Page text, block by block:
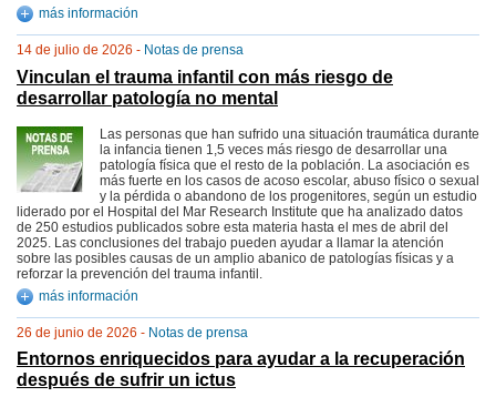
más información
14 de julio de 2026 - Notas de prensa
Vinculan el trauma infantil con más riesgo de
desarrollar patología no mental
Las personas que han sufrido una situación traumática durante
la infancia tienen 1,5 veces más riesgo de desarrollar una
patología física que el resto de la población. La asociación es
más fuerte en los casos de acoso escolar, abuso físico o sexual
y la pérdida o abandono de los progenitores, según un estudio
liderado por el Hospital del Mar Research Institute que ha analizado datos
de 250 estudios publicados sobre esta materia hasta el mes de abril del
2025. Las conclusiones del trabajo pueden ayudar a llamar la atención
sobre las posibles causas de un amplio abanico de patologías físicas y a
reforzar la prevención del trauma infantil.
más información
26 de junio de 2026 - Notas de prensa
Entornos enriquecidos para ayudar a la recuperación
después de sufrir un ictus